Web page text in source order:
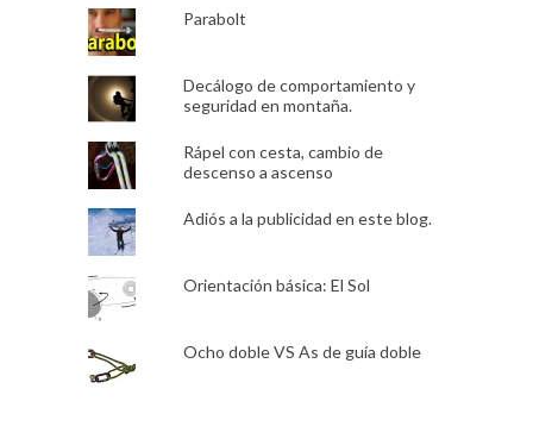
Parabolt
Decálogo de comportamiento y
seguridad en montaña.
Rápel con cesta, cambio de
descenso a ascenso
Adiós a la publicidad en este blog.
Orientación básica: El Sol
Ocho doble VS As de guía doble